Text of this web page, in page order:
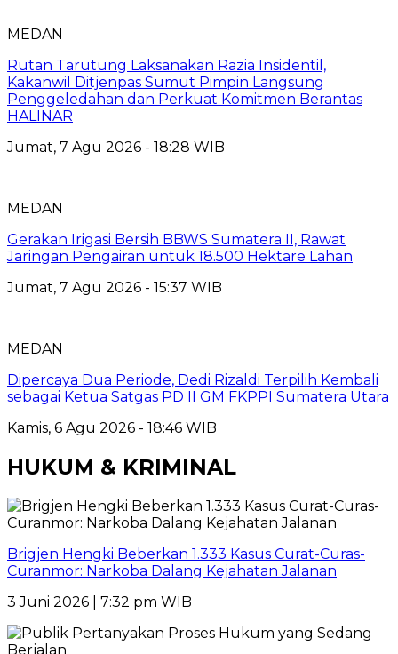
MEDAN
Rutan Tarutung Laksanakan Razia Insidentil,
Kakanwil Ditjenpas Sumut Pimpin Langsung
Penggeledahan dan Perkuat Komitmen Berantas
HALINAR
Jumat, 7 Agu 2026 - 18:28 WIB
MEDAN
Gerakan Irigasi Bersih BBWS Sumatera II, Rawat
Jaringan Pengairan untuk 18.500 Hektare Lahan
Jumat, 7 Agu 2026 - 15:37 WIB
MEDAN
Dipercaya Dua Periode, Dedi Rizaldi Terpilih Kembali
sebagai Ketua Satgas PD II GM FKPPI Sumatera Utara
Kamis, 6 Agu 2026 - 18:46 WIB
HUKUM & KRIMINAL
Brigjen Hengki Beberkan 1.333 Kasus Curat-Curas-
Curanmor: Narkoba Dalang Kejahatan Jalanan
3 Juni 2026 | 7:32 pm WIB